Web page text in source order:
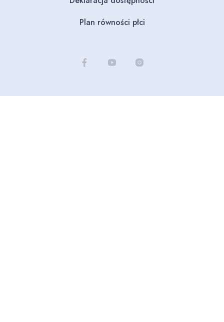
Plan równości płci